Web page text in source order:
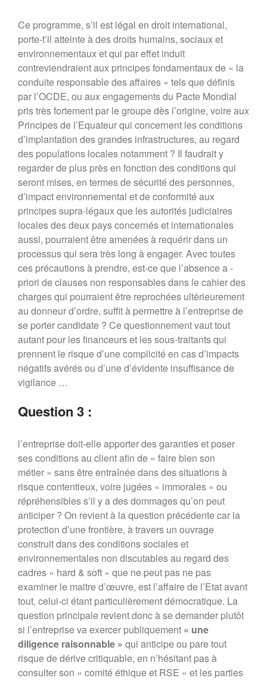
Ce programme, s’il est légal en droit international,
porte-t’il atteinte à des droits humains, sociaux et
environnementaux et qui par effet induit
contreviendraient aux principes fondamentaux de « la
conduite responsable des affaires » tels que définis
par l’OCDE, ou aux engagements du Pacte Mondial
pris très fortement par le groupe dès l’origine, voire aux
Principes de l’Equateur qui concernent les conditions
d’implantation des grandes infrastructures, au regard
des populations locales notamment ? Il faudrait y
regarder de plus près en fonction des conditions qui
seront mises, en termes de sécurité des personnes,
d’impact environnemental et de conformité aux
principes supra-légaux que les autorités judiciaires
locales des deux pays concernés et internationales
aussi, pourraient être amenées à requérir dans un
processus qui sera très long à engager. Avec toutes
ces précautions à prendre, est-ce que l’absence a -
priori de clauses non responsables dans le cahier des
charges qui pourraient être reprochées ultérieurement
au donneur d’ordre, suffit à permettre à l’entreprise de
se porter candidate ? Ce questionnement vaut tout
autant pour les financeurs et les sous-traitants qui
prennent le risque d’une complicité en cas d’impacts
négatifs avérés ou d’une d’évidente insuffisance de
vigilance …
Question 3 :
l’entreprise doit-elle apporter des garanties et poser
ses conditions au client afin de « faire bien son
métier » sans être entraînée dans des situations à
risque contentieux, voire jugées « immorales » ou
répréhensibles s’il y a des dommages qu’on peut
anticiper ? On revient à la question précédente car la
protection d’une frontière, à travers un ouvrage
construit dans des conditions sociales et
environnementales non discutables au regard des
cadres « hard & soft » que ne peut pas ne pas
examiner le maitre d’œuvre, est l’affaire de l’Etat avant
tout, celui-ci étant particulièrement démocratique. La
question principale revient donc à se demander plutôt
si l’entreprise va exercer publiquement « une
diligence raisonnable » qui anticipe ou pare tout
risque de dérive critiquable, en n’hésitant pas à
consulter son « comité éthique et RSE » et les parties